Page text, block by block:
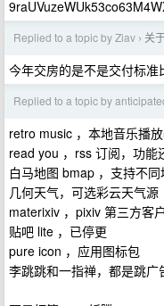
Replied to a topic by Ziav › 关
今年交房的是不是交付标准
Replied to a topic by
retro music ，本地音乐播
read you ，rss 订阅，功能
白马地图 bmap ，支持不
几何天气，可选彩云天气源
materixiv ，pixiv 第三方客
贴吧 lite ，已停更
pure icon ，应用图标包
李跳跳和一指禅，都是跳广